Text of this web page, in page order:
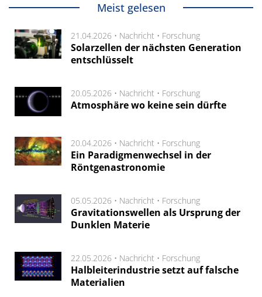
Meist gelesen
21.04.2026 • Nachricht • Forschung
Solarzellen der nächsten Generation
entschlüsselt
20.05.2026 • Nachricht • Forschung
Atmosphäre wo keine sein dürfte
20.04.2026 • Nachricht • Forschung
Ein Paradigmenwechsel in der
Röntgenastronomie
05.05.2026 • Nachricht • Forschung
Gravitationswellen als Ursprung der
Dunklen Materie
22.05.2026 • Nachricht • Forschung
Halbleiterindustrie setzt auf falsche
Materialien